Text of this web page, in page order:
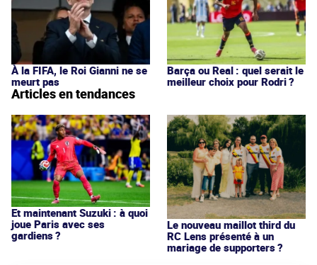
À la FIFA, le Roi Gianni ne se
meurt pas
Barça ou Real : quel serait le
meilleur choix pour Rodri ?
Articles en tendances
Et maintenant Suzuki : à quoi
joue Paris avec ses
gardiens ?
Le nouveau maillot third du
RC Lens présenté à un
mariage de supporters ?